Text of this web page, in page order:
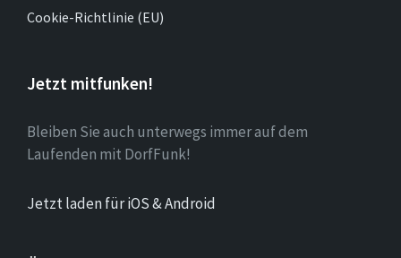
Cookie-Richtlinie (EU)
Jetzt mitfunken!
Bleiben Sie auch unterwegs immer auf dem
Laufenden mit DorfFunk!
Jetzt laden für iOS & Android